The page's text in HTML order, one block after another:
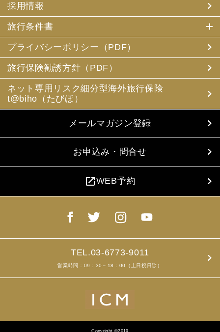
採用情報
旅行条件書
プライバシーポリシー（PDF）
旅行保険勧誘方針（PDF）
ネット専用リスク細分型海外旅行保険
t@biho（たびほ）
メールマガジン登録
お申込み・問合せ
open_in_newWEB予約
TEL.03-6773-9011
営業時間：09：30～18：00（土日祝日除）
Copyright ©2019